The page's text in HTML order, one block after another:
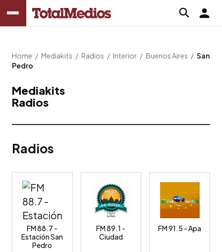
Home / Mediakits / Radios / Interior / Buenos Aires / San
Pedro
Mediakits
Radios
Radios
FM 88.7 -
Estación San
Pedro
FM 89.1 -
Ciudad
FM 91.5 - Apa